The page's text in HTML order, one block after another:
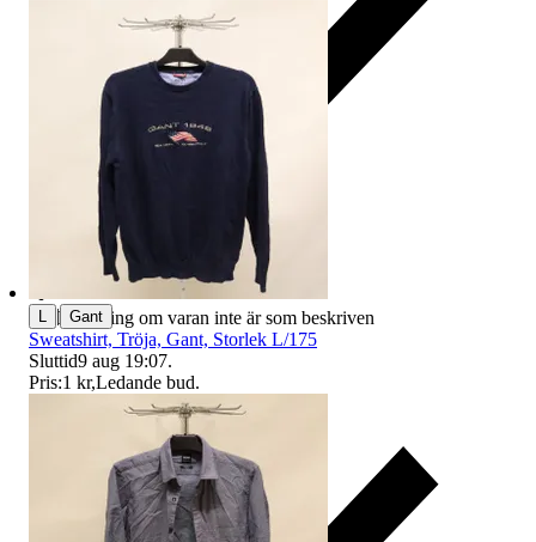
Ersättning om varan inte är som beskriven
| Gant
Sweatshirt, Tröja, Gant, Storlek L/175
Sluttid9 aug 19:07.
Pris:1 kr,Ledande bud.